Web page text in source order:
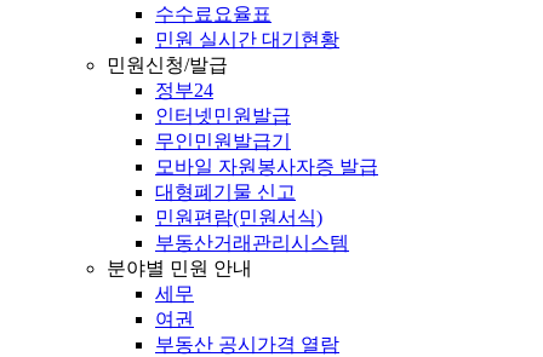
수수료요율표
민원 실시간 대기현황
민원신청/발급
정부24
인터넷민원발급
무인민원발급기
모바일 자원봉사자증 발급
대형폐기물 신고
민원편람(민원서식)
부동산거래관리시스템
분야별 민원 안내
세무
여권
부동산 공시가격 열람